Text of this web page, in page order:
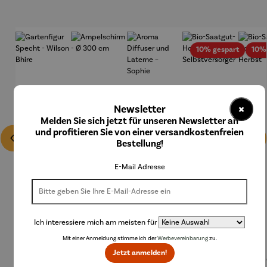
Durchschnittliche Bewertung von 4.5 von 5 Sternen
Ampelsch
Durchschnittliche Bewertung von 4
Aroma
10% gespartRabatt
×
Newsletter
Melden Sie sich jetzt für unseren Newsletter an
und profitieren Sie von einer versandkostenfreien
Bestellung!
E-Mail Adresse
Ich interessiere mich am meisten für
Mit einer Anmeldung stimme ich derWerbevereinbarungzu.
Jetzt anmelden!